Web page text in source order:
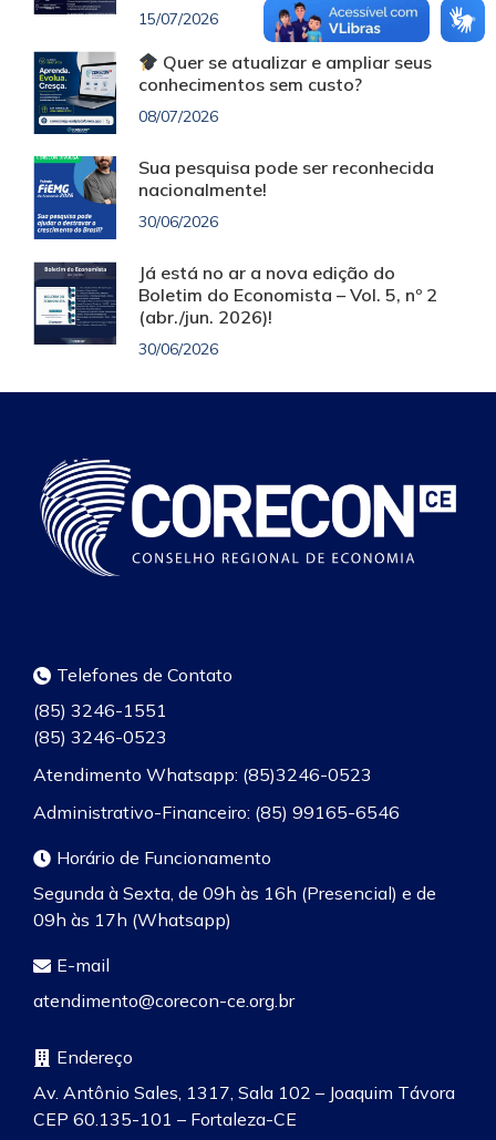
15/07/2026
Quer se atualizar e ampliar seus
conhecimentos sem custo?
08/07/2026
Sua pesquisa pode ser reconhecida
nacionalmente!
30/06/2026
Já está no ar a nova edição do
Boletim do Economista – Vol. 5, nº 2
(abr./jun. 2026)!
30/06/2026
Telefones de Contato
(85) 3246-1551
(85) 3246-0523
Atendimento Whatsapp: (85)3246-0523
Administrativo-Financeiro: (85) 99165-6546
Horário de Funcionamento
Segunda à Sexta, de 09h às 16h (Presencial) e de
09h às 17h (Whatsapp)
E-mail
atendimento@corecon-ce.org.br
Endereço
Av. Antônio Sales, 1317, Sala 102 – Joaquim Távora
CEP 60.135-101 – Fortaleza-CE